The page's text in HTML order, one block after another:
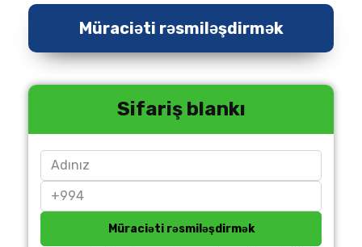
Müraciəti rəsmiləşdirmək
Sifariş blankı
Müraciəti rəsmiləşdirmək